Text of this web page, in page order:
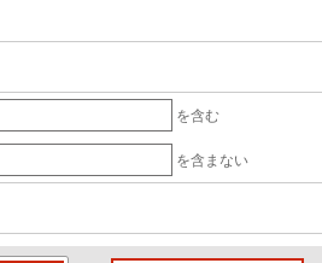
を含む
を含まない